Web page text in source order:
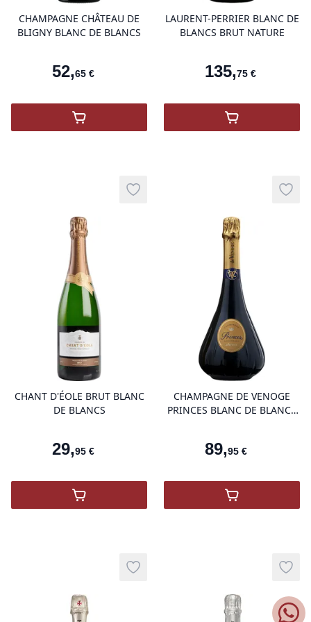
CHAMPAGNE CHÂTEAU DE
BLIGNY BLANC DE BLANCS
52,65 €
,Champagne Château de Bligny Blanc De
LAURENT-PERRIER BLANC DE
BLANCS BRUT NATURE
135,75 €
,LAURENT-
CHANT D'ÉOLE BRUT BLANC
DE BLANCS
29,95 €
Add to wishlist
product variant items in cart, view
,Chant d'Éole Brut Blanc de Blancs
CHAMPAGNE DE VENOGE
PRINCES BLANC DE BLANCS
89,95 €
Add
,DE VENOGE
Add to wishlist Add